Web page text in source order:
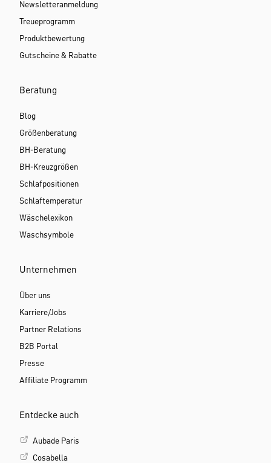
Newsletteranmeldung
Treueprogramm
Produktbewertung
Gutscheine & Rabatte
Beratung
Blog
Größenberatung
BH-Beratung
BH-Kreuzgrößen
Schlafpositionen
Schlaftemperatur
Wäschelexikon
Waschsymbole
Unternehmen
Über uns
Karriere/Jobs
Partner Relations
B2B Portal
Presse
Affiliate Programm
Entdecke auch
Aubade Paris
Cosabella